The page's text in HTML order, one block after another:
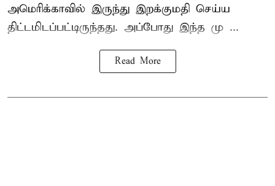
அமெரிக்காவில் இருந்து இறக்குமதி செய்ய
திட்டமிடப்பட்டிருந்தது. அப்போது இந்த மு ...
Read More